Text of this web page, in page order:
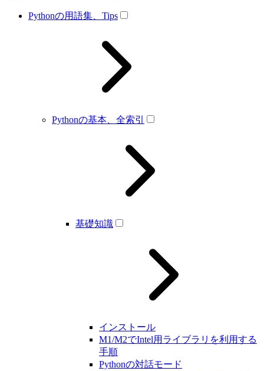
Pythonの用語集、Tips
Pythonの基本、全索引
基礎知識
インストール
M1/M2でIntel用ライブラリを利用する
手順
Pythonの対話モード